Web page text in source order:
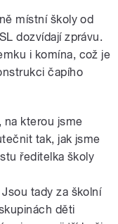
místní školy od
dozvídají zprávu.
i komína, což je
čapího
na kterou jsme
tak, jak jsme
ředitelka školy
tady za školní
děti